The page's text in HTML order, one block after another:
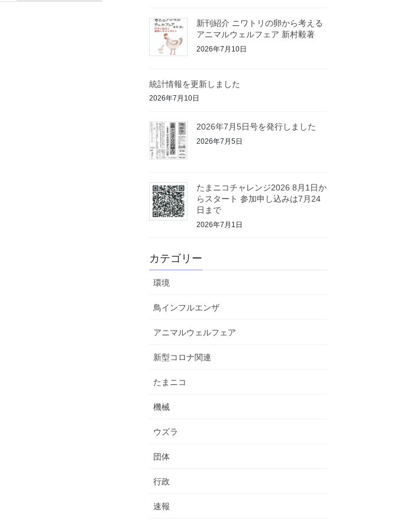
新刊紹介 ニワトリの卵から考える
アニマルウェルフェア 新村毅著
2026年7月10日
統計情報を更新しました
2026年7月10日
2026年7月5日号を発行しました
2026年7月5日
たまニコチャレンジ2026 8月1日か
らスタート 参加申し込みは7月24
日まで
2026年7月1日
カテゴリー
環境
鳥インフルエンザ
アニマルウェルフェア
新型コロナ関連
たまニコ
機械
ウズラ
団体
行政
速報